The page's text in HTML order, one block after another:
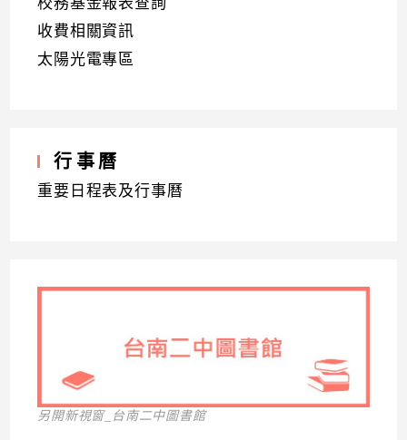
收費相關資訊
太陽光電專區
行事曆
重要日程表及行事曆
另開新視窗_台南二中圖書館